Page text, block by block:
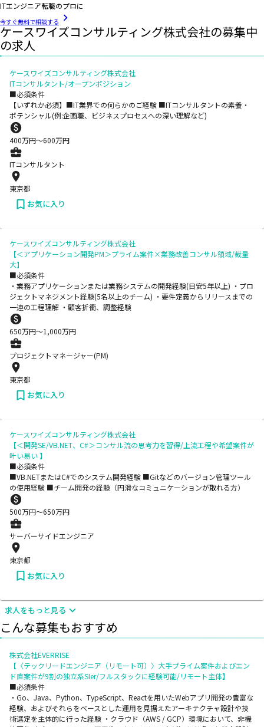
ITエンジニア転職のプロに
今すぐ無料で相談する
ケースワイズコンサルティング株式会社の募集中
の求人
ケースワイズコンサルティング株式会社
ITコンサルタント/オープンポジション
■必須条件
【いずれか必須】■IT業界での何らかのご経験 ■ITコンサルタントの素養・
ポテンシャル(例:企画職、ビジネスプロセスへの深い理解など)
400万円〜600万円
ITコンサルタント
東京都
お気に入り
ケースワイズコンサルティング株式会社
【＜アプリケーション開発PM＞プライム案件×業務改善コンサル領域/裁量
大】
■必須条件
・業務アプリケーションまたは業務システムの開発経験(目安5年以上) ・プロ
ジェクトマネジメント経験(5名以上のチーム) ・要件定義からリリースまでの
一連の工程理解 ・顧客折衝、調整経験
650万円〜1,000万円
プロジェクトマネージャー(PM)
東京都
お気に入り
ケースワイズコンサルティング株式会社
【＜開発SE/VB.NET、C#＞コンサル流の思考力を習得/上流工程や希望案件が
叶い易い 】
■必須条件
■VB.NETまたはC#でのシステム開発経験 ■Gitなどのバージョン管理ツール
の使用経験 ■チーム開発の経験（円滑なコミュニケーションが取れる方）
500万円〜650万円
サーバーサイドエンジニア
東京都
お気に入り
求人をもっと見る
こんな募集もおすすめ
株式会社EVERRISE
【〈テックリードエンジニア（リモート可）〉大手プライム案件およびエン
ド直案件が9割の独立系SIer/フルスタックに経験可能/リモート主体】
■必須条件
・Go、Java、Python、TypeScript、Reactを用いたWebアプリ開発の豊富な
経験、およびそれらをベースとした運用を見据えたアーキテクチャ設計や技
術選定を主体的に行った経験 ・クラウド（AWS / GCP）環境において、非機